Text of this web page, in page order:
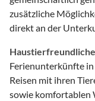
zusätzliche
direkt an der
Ferienunterkünfte
Reisen mit ihren
sowie komfortablen